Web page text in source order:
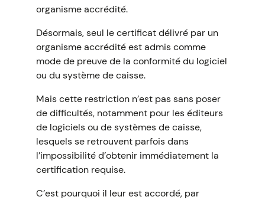
organisme accrédité.
Désormais, seul le certificat délivré par un
organisme accrédité est admis comme
mode de preuve de la conformité du logiciel
ou du système de caisse.
Mais cette restriction n’est pas sans poser
de difficultés, notamment pour les éditeurs
de logiciels ou de systèmes de caisse,
lesquels se retrouvent parfois dans
l’impossibilité d’obtenir immédiatement la
certification requise.
C’est pourquoi il leur est accordé, par